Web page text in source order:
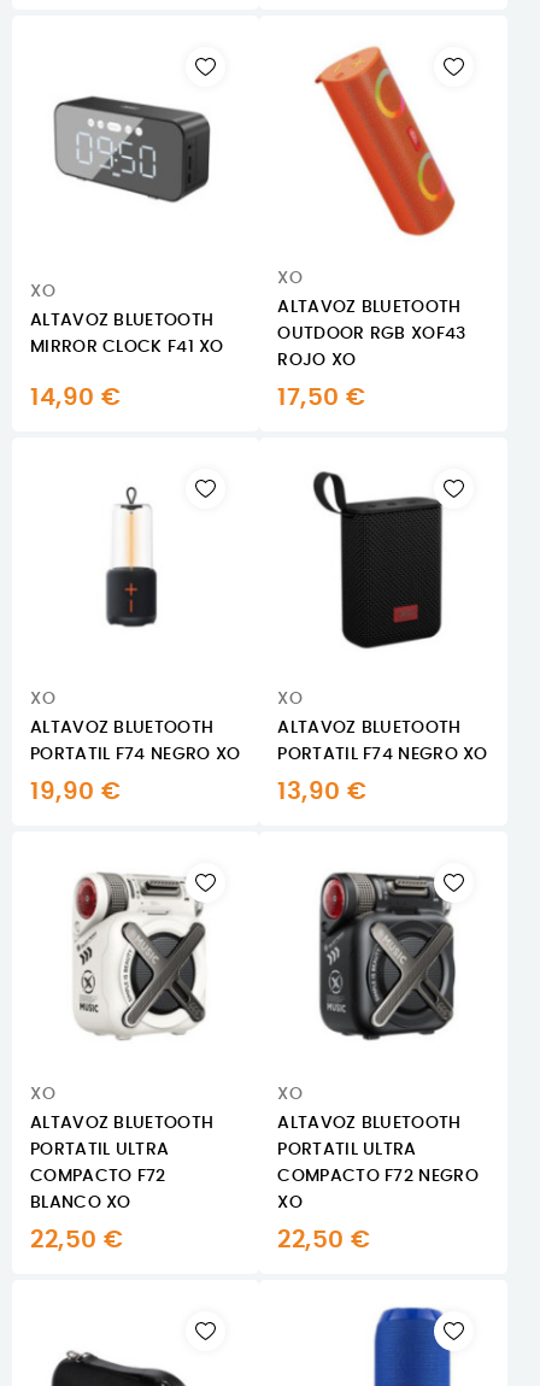
XO
ALTAVOZ BLUETOOTH
MIRROR CLOCK F41 XO
14,90 €
XO
ALTAVOZ BLUETOOTH
OUTDOOR RGB XOF43
ROJO XO
17,50 €
XO
ALTAVOZ BLUETOOTH
PORTATIL F74 NEGRO XO
19,90 €
XO
ALTAVOZ BLUETOOTH
PORTATIL F74 NEGRO XO
13,90 €
XO
ALTAVOZ BLUETOOTH
PORTATIL ULTRA
COMPACTO F72
BLANCO XO
22,50 €
XO
ALTAVOZ BLUETOOTH
PORTATIL ULTRA
COMPACTO F72 NEGRO
XO
22,50 €